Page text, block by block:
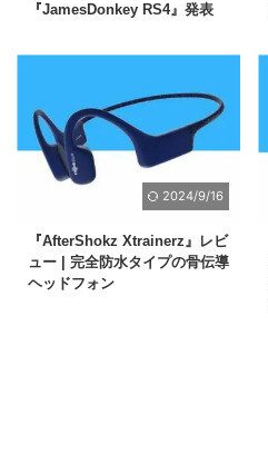
『JamesDonkey RS4』発表
2024/9/16
『AfterShokz Xtrainerz』レビ
ュー | 完全防水タイプの骨伝導
ヘッドフォン